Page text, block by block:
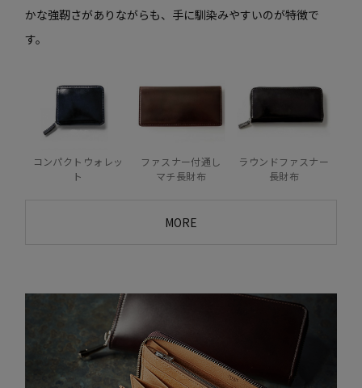
かな強靭さがありながらも、手に馴染みやすいのが特徴で
す。
コンパクトウォレッ
ト
ファスナー付通し
マチ長財布
ラウンドファスナー
長財布
MORE